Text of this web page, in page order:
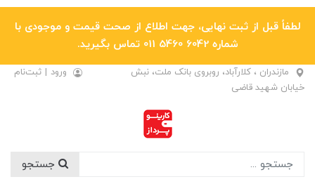
لطفاً قبل از ثبت نهایی، جهت اطلاع از صحت قیمت و موجودی با
شماره 6042 5460 011 تماس بگیرید.
مازندران ، کلارآباد، روبروی بانک ملت، نبش
خیابان شهید قاضی
ورود | ثبت‌نام